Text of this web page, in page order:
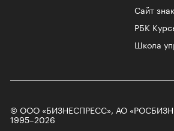
Сайт
РБК
Школа
© ООО «БИЗНЕСПРЕСС», АО
1995–2026